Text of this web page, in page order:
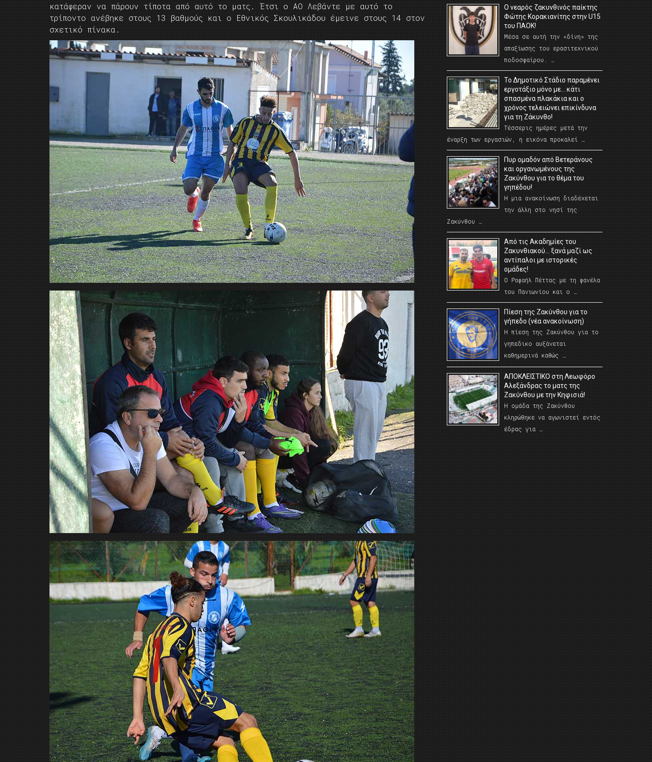
κατάφεραν να πάρουν τίποτα από αυτό το ματς. Έτσι ο ΑΟ Λεβάντε με αυτό το
τρίποντο ανέβηκε στους 13 βαθμούς και ο Εθνικός Σκουλικάδου έμεινε στους 14 στον
σχετικό πίνακα.
O νεαρός ζακυνθινός παίκτης
Φώτης Κορακιανίτης στην U15
του ΠΑΟΚ!
Μέσα σε αυτή την «δίνη» της
απαξίωσης του ερασιτεχνικού
ποδοσφαίρου. …
Το Δημοτικό Στάδιο παραμένει
εργοτάξιο μόνο με… κάτι
σπασμένα πλακάκια και ο
χρόνος τελειώνει επικίνδυνα
για τη Ζάκυνθο!
Τέσσερις ημέρες μετά την
έναρξη των εργασιών, η εικόνα προκαλεί …
Πυρ ομαδόν από Βετεράνους
και οργανωμένους της
Ζακύνθου για το θέμα του
γηπέδου!
Η μια ανακοίνωση διαδέχεται
την άλλη στο νησί της
Ζακύνθου …
Από τις Ακαδημίες του
Ζακυνθιακού… ξανά μαζί ως
αντίπαλοι με ιστορικές
ομάδες!
Ο Ραφαήλ Πέττας με τη φανέλα
του Πανιωνίου και ο …
Πίεση της Ζακύνθου για το
γήπεδο (νέα ανακοίνωση)
Η πίεση της Ζακύνθου για το
γηπεδικο αυξάνεται
καθημερινά καθώς …
AΠΟΚΛΕΙΣΤΙΚΟ στη Λεωφόρο
Αλεξάνδρας το ματς της
Ζακύνθου με την Κηφισιά!
Η ομάδα της Ζακύνθου
κληρώθηκε να αγωνιστεί εντός
έδρας για …